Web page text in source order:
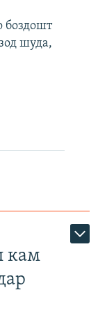
боздошт
шуда,
кам